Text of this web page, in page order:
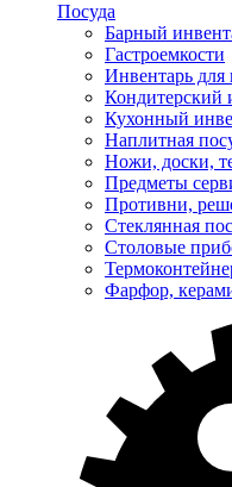
Посуда
Барный
Гастроемкости
Инвентарь
Кондитерский
Кухонный
Наплитная
Ножи, доски,
Предметы
Противни,
Стеклянная
Столовые
Фарфор,